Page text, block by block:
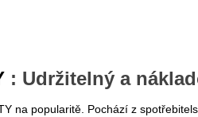
: Udržitelný a
na popularitě. Pochází z